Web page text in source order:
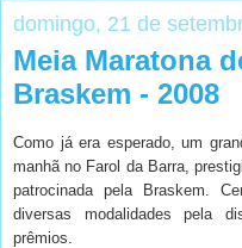
domingo, 21 de
Meia Maratona
Braskem - 2008
Como já era esperado, um
manhã no Farol da Barra,
patrocinada pela Braskem.
diversas modalidades pela
prêmios.